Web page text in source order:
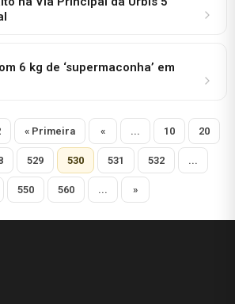
6 kg de ‘supermaconha’ em
« Primeira « ... 10 20
529 530 531 532 ...
550 560 ... »